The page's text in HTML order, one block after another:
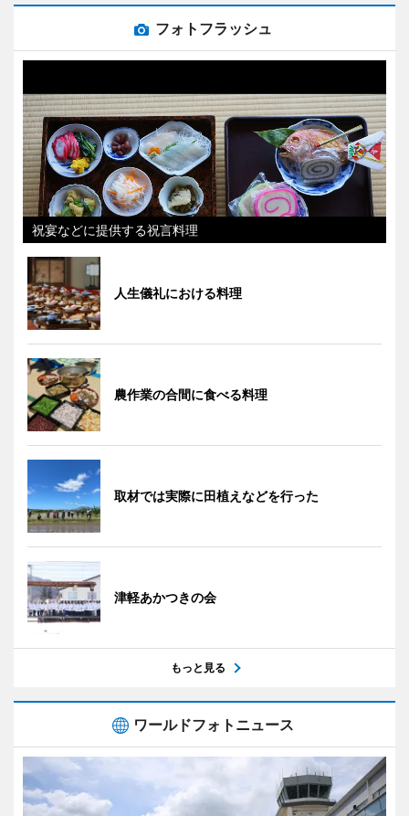
フォトフラッシュ
祝宴などに提供する祝言料理
人生儀礼における料理
農作業の合間に食べる料理
取材では実際に田植えなどを行った
津軽あかつきの会
もっと見る
ワールドフォトニュース